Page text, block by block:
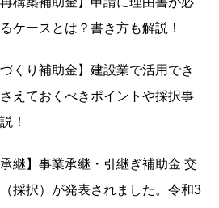
ケースとは？書き方も解説！
づくり補助金】建設業で活用でき
えておくべきポイントや採択事
！
承継】事業承継・引継ぎ補助金 交
採択）が発表されました。令和3